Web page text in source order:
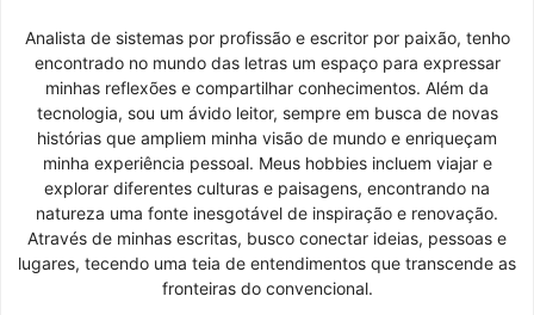
Analista de sistemas por profissão e escritor por paixão, tenho
encontrado no mundo das letras um espaço para expressar
minhas reflexões e compartilhar conhecimentos. Além da
tecnologia, sou um ávido leitor, sempre em busca de novas
histórias que ampliem minha visão de mundo e enriqueçam
minha experiência pessoal. Meus hobbies incluem viajar e
explorar diferentes culturas e paisagens, encontrando na
natureza uma fonte inesgotável de inspiração e renovação.
Através de minhas escritas, busco conectar ideias, pessoas e
lugares, tecendo uma teia de entendimentos que transcende as
fronteiras do convencional.